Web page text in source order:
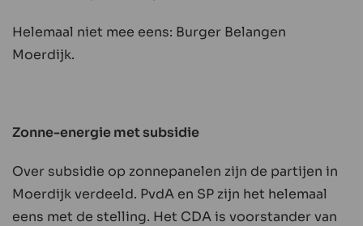
Helemaal niet mee eens: Burger Belangen
Moerdijk.
Zonne-energie met subsidie
Over subsidie op zonnepanelen zijn de partijen in
Moerdijk verdeeld. PvdA en SP zijn het helemaal
eens met de stelling. Het CDA is voorstander van